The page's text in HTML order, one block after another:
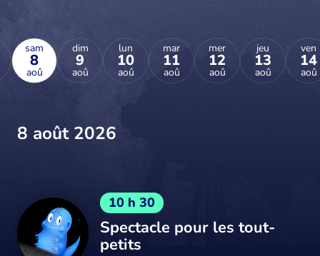
sam
8
aoû
dim
9
aoû
lun
10
aoû
mar
11
aoû
mer
12
aoû
jeu
13
aoû
ven
14
aoû
8 août 2026
10 h 30
Spectacle pour les tout-
petits